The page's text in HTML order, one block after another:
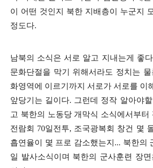
이 어떤 것인지 북한 지배층이 누군지
정도다.
남북의 소식은 서로 알고 지내는게 좋다
문화단절을 막기 위해서라도 정치는
화영역에 이르기까지 서로가 서로를 이
앞당기는 길이다. 그런데 정작 알아야
고 북한의 노동당 개막식 소식에서부터
전람회 70일전투, 조국광복회 창건 몇
흡연율이 몇 프로 감소했는지 ... 북한의
일 발사소식이며 북한의 군사훈련 장